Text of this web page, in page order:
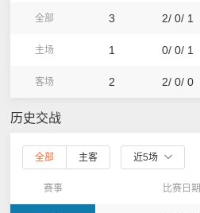
全部 3 2/ 0/ 1
主场 1 0/ 0/ 1
客场 2 2/ 0/ 0
历史交战
全部 主客 近5场
赛事 比赛日期